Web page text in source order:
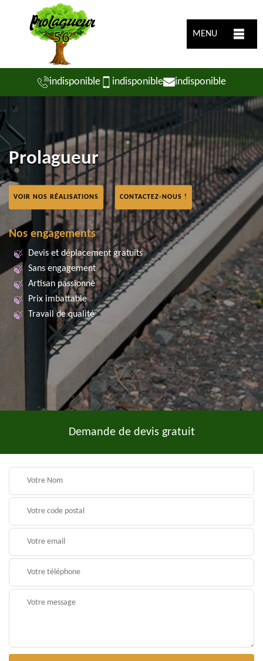
MENU
indisponible indisponible indisponible
Prolagueur
VOIR NOS RÉALISATIONS CONTACTEZ-NOUS !
Nos engagements
Devis et déplacement gratuits
Sans engagement
Artisan passionné
Prix imbattable
Travail de qualité
Demande de devis gratuit